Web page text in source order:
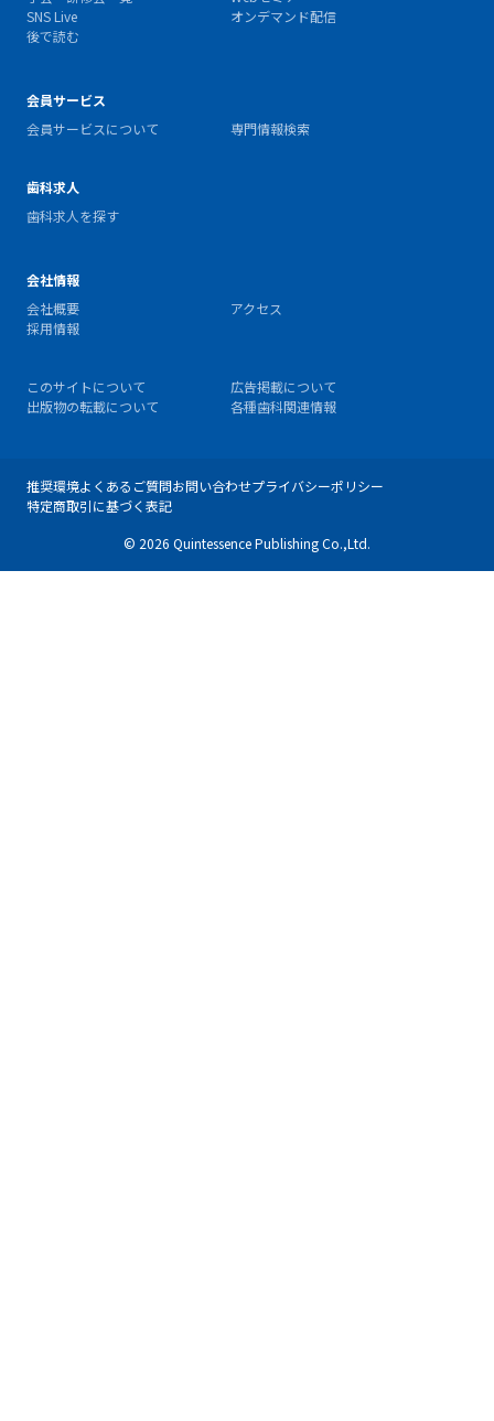
SNS Live
オンデマンド配信
後で読む
会員サービス
会員サービスについて
専門情報検索
歯科求人
歯科求人を探す
会社情報
会社概要
アクセス
採用情報
このサイトについて
広告掲載について
出版物の転載について
各種歯科関連情報
推奨環境よくあるご質問お問い合わせプライバシーポリシー
特定商取引に基づく表記
© 2026 Quintessence Publishing Co.,Ltd.